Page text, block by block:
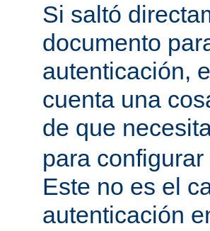
Si saltó
documento
autenticación,
cuenta una
de que
para
Este no es el
autenticación